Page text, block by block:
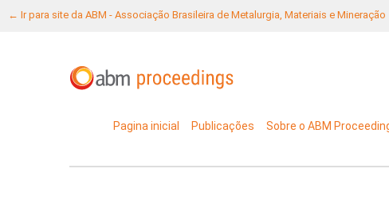
← Ir para site da ABM - Associação Brasileira de Metalurgia, Materiais e Mineração
Pagina inicial Publicações Sobre o ABM